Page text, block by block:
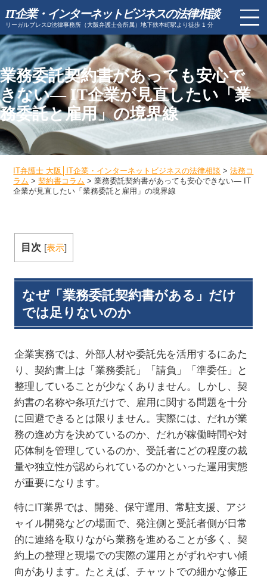
IT企業・インターネットビジネスの法律相談
リーガルブレスD法律事務所（大阪弁護士会所属）地下鉄本町駅より徒歩 1 分
業務委託契約書があっても安心で
きない― IT企業が見直したい「業
務委託と雇用」の境界線
IT弁護士 大阪│IT企業・インターネットビジネスの法律相談 >法務コ
ラム >契約書コラム >業務委託契約書があっても安心できない― IT
企業が見直したい「業務委託と雇用」の境界線
目次 [表示]
なぜ「業務委託契約書がある」だけ
では足りないのか
企業実務では、外部人材や委託先を活用するにあた
り、契約書上は「業務委託」「請負」「準委任」と
整理していることが少なくありません。しかし、契
約書の名称や条項だけで、雇用に関する問題を十分
に回避できるとは限りません。実際には、だれが業
務の進め方を決めているのか、だれが稼働時間や対
応体制を管理しているのか、受託者にどの程度の裁
量や独立性が認められているのかといった運用実態
が重要になります。
特にIT業界では、開発、保守運用、常駐支援、アジ
ャイル開発などの場面で、発注側と受託者側が日常
的に連絡を取りながら業務を進めることが多く、契
約上の整理と現場での実際の運用とがずれやすい傾
向があります。たとえば、チャットでの細かな修正